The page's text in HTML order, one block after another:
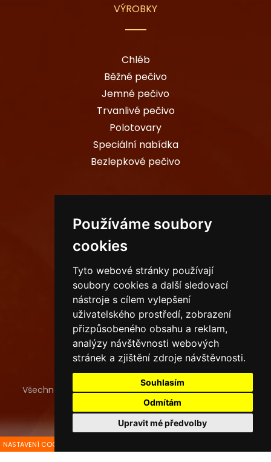
Používáme soubory
cookies
Tyto webové stránky používají
soubory cookies a další sledovací
nástroje s cílem vylepšení
uživatelského prostředí, zobrazení
přizpůsobeného obsahu a reklam,
analýzy návštěvnosti webových
stránek a zjištění zdroje návštěvnosti.
Souhlasím
Odmítám
Upravit mé předvolby
NASTAVENÍ COOKIES
VÝROBKY
Chléb
Běžné pečivo
Jemné pečivo
Trvanlivé pečivo
Polotovary
Speciální nabídka
Bezlepkové pečivo
PROVOZOVNY
Sídlo společnosti
Ostrava
Havířov
Karviná
Všechna práva vyhrazenaPekaři a spol. s.r.o., tvorba a
ISSA CZECH s.r.o.